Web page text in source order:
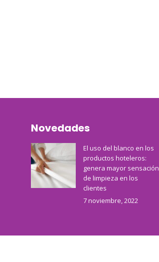
Novedades
El uso del blanco en los
productos hoteleros:
genera mayor sensación
de limpieza en los
clientes
7 noviembre, 2022